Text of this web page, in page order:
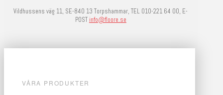
Vildhussens väg 11, SE-840 13 Torpshammar, TEL 010-221 64 00, E-
POST info@floore.se
VÅRA PRODUKTER